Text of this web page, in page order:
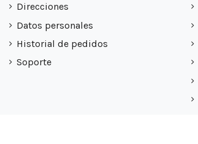
Direcciones
Datos personales
Historial de pedidos
Soporte